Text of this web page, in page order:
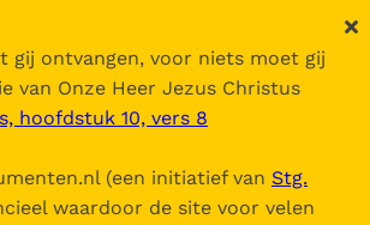
gij ontvangen, voor niets moet gij
van Onze Heer Jezus Christus
hoofdstuk 10, vers 8
(een initiatief van Stg.
waardoor de site voor velen